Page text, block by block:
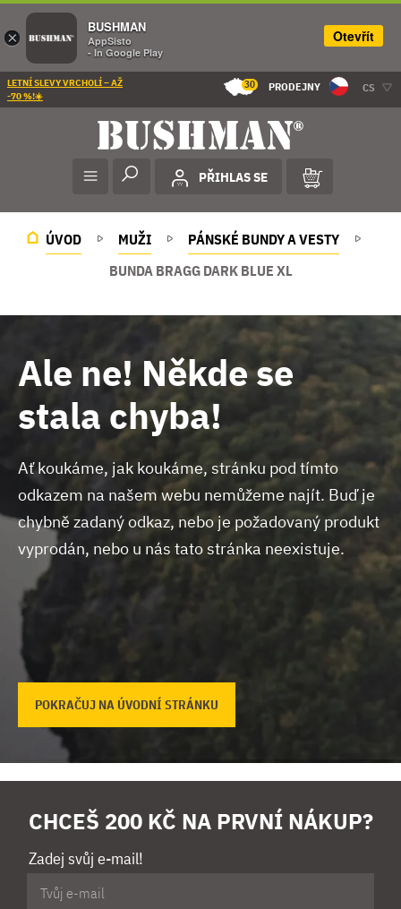
LETNÍ SLEVY VRCHOLÍ – AŽ
-70 %!☀️
30 PRODEJNY CS
PŘIHLAS SE
ÚVOD MUŽI
PÁNSKÉ BUNDY A VESTY
BUNDA BRAGG DARK BLUE XL
Ale ne! Někde se
stala chyba!
Ať koukáme, jak koukáme, stránku pod tímto
odkazem na našem webu nemůžeme najít. Buď je
chybně zadaný odkaz, nebo je požadovaný produkt
vyprodán, nebo u nás tato stránka neexistuje.
POKRAČUJ NA ÚVODNÍ STRÁNKU
CHCEŠ 200 KČ NA PRVNÍ NÁKUP?
Zadej svůj e-mail!
×
BUSHMAN
AppSisto
- In Google Play
Otevřít